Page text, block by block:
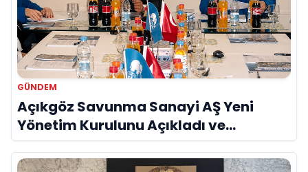
GÜNDEM
Açıkgöz Savunma Sanayi AŞ Yeni
Yönetim Kurulunu Açıkladı ve
Savunma Sanayinde Küresel Vizyon
Vurgusu